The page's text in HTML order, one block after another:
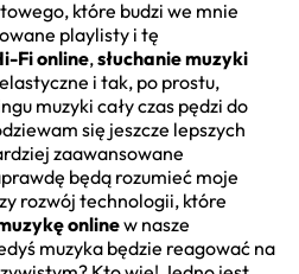
które budzi we mnie
playlisty i tę
Fi online,słuchanie muzyki
i tak, po prostu,
muzyki cały czas pędzi do
się jeszcze lepszych
zaawansowane
będą rozumieć moje
rozwój technologii, które
onlinew nasze
muzyka będzie reagować na